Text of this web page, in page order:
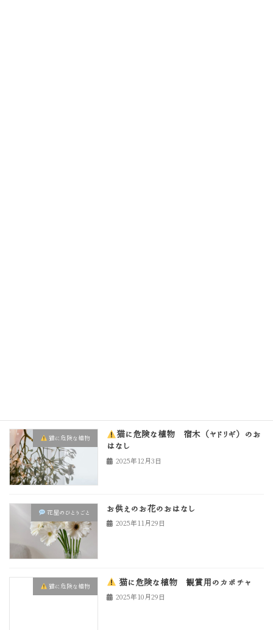
猫に危険な植物
猫に危険な植物 宿木（ヤドリギ）のお
はなし
2025年12月3日
花屋のひとりごと お供えのお花のおはなし
2025年11月29日
猫に危険な植物 猫に危険な植物 観賞用のカボチャ
2025年10月29日